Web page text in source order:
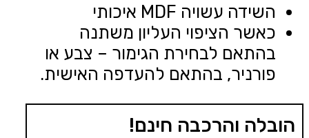
השידה עשויה MDF איכותי
כאשר הציפוי העליון משתנה
בהתאם לבחירת הגימור – צבע או
פורניר, בהתאם להעדפה האישית.
הובלה והרכבה חינם!